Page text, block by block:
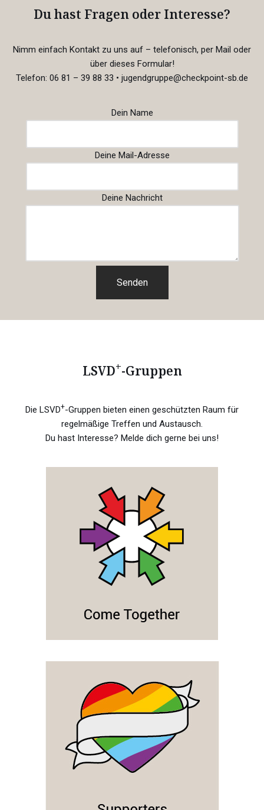
Du hast Fragen oder Interesse?
Nimm einfach Kontakt zu uns auf – telefonisch, per Mail oder
über dieses Formular!
Telefon: 06 81 – 39 88 33 • jugendgruppe@checkpoint-sb.de
Dein Name
Deine Mail-Adresse
Deine Nachricht
LSVD+-Gruppen
Die LSVD+-Gruppen bieten einen geschützten Raum für
regelmäßige Treffen und Austausch.
Du hast Interesse? Melde dich gerne bei uns!